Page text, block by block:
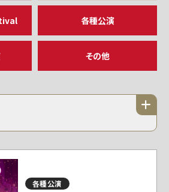
各種公演
その他
各種公演